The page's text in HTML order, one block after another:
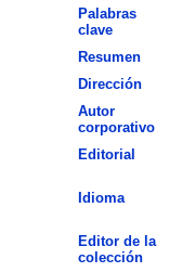
Palabras
clave
Resumen
Dirección
Autor
corporativo
Editorial
Idioma
Editor de la
colección